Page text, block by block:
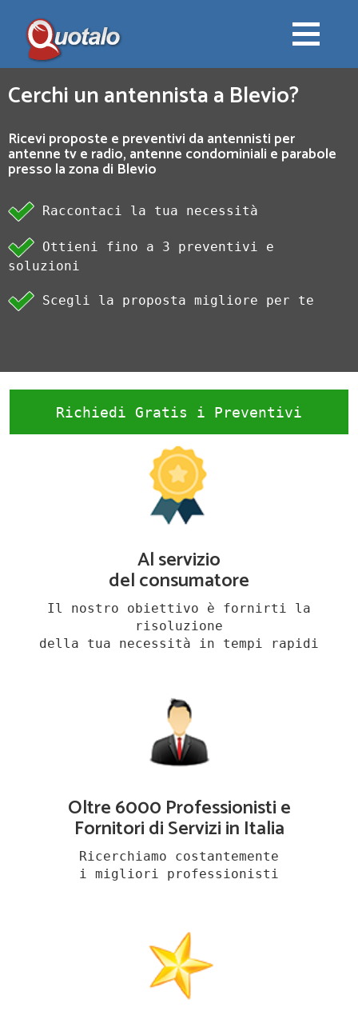
Cerchi un antennista a Blevio?
Ricevi proposte e preventivi da antennisti per
antenne tv e radio, antenne condominiali e parabole
presso la zona di Blevio
Raccontaci la tua necessità
Ottieni fino a 3 preventivi e
soluzioni
Scegli la proposta migliore per te
Richiedi Gratis i Preventivi
Al servizio
del consumatore
Il nostro obiettivo è fornirti la
risoluzione
della tua necessità in tempi rapidi
Oltre 6000 Professionisti e
Fornitori di Servizi in Italia
Ricerchiamo costantemente
i migliori professionisti